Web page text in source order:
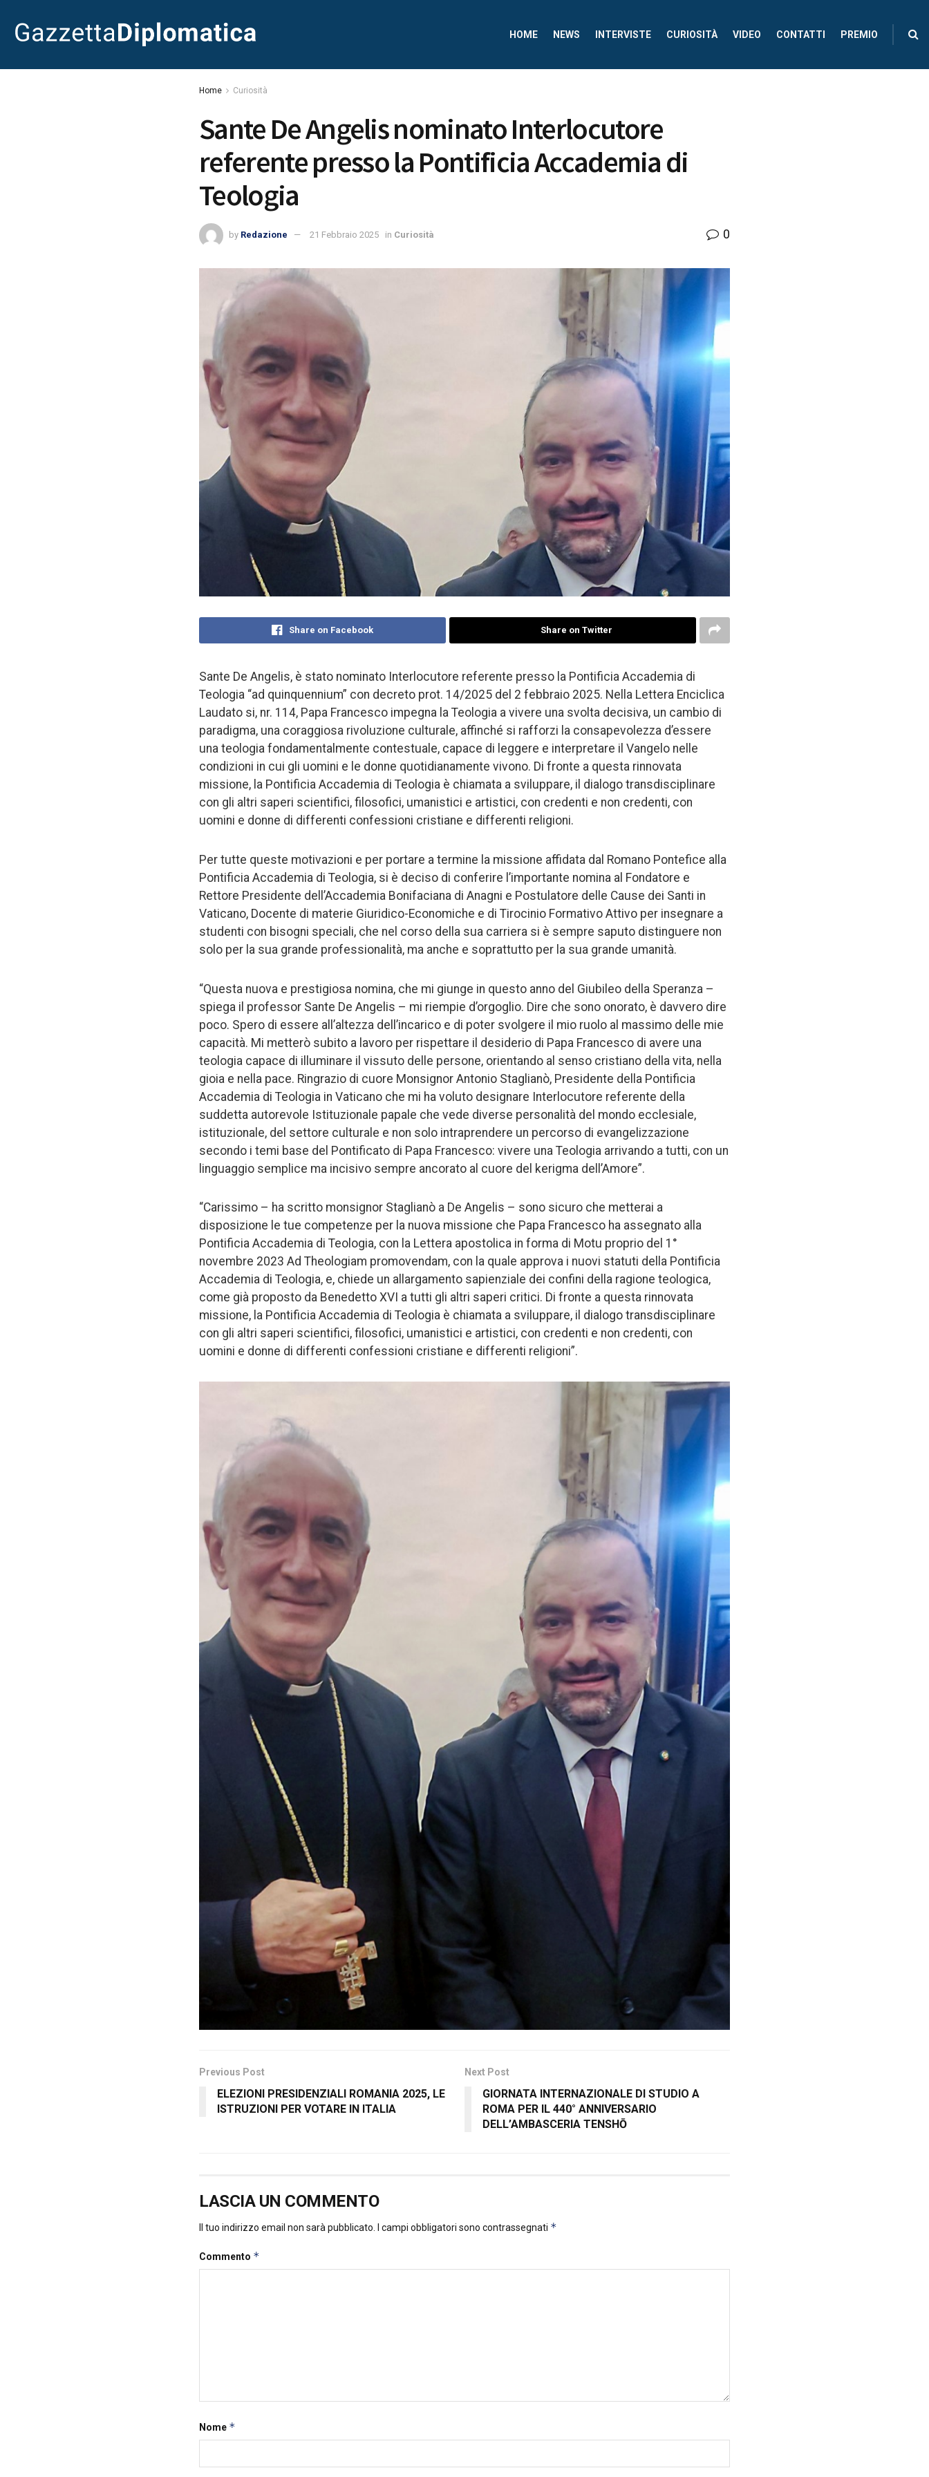
HOME NEWS INTERVISTE CURIOSITÀ VIDEO CONTATTI PREMIO
Home Curiosità
Sante De Angelis nominato Interlocutore
referente presso la Pontificia Accademia di
Teologia
by Redazione 21 Febbraio 2025 in Curiosità 0
Share on Facebook Share on Twitter
Sante De Angelis, è stato nominato Interlocutore referente presso la Pontificia Accademia di
Teologia “ad quinquennium” con decreto prot. 14/2025 del 2 febbraio 2025. Nella Lettera Enciclica
Laudato si, nr. 114, Papa Francesco impegna la Teologia a vivere una svolta decisiva, un cambio di
paradigma, una coraggiosa rivoluzione culturale, affinché si rafforzi la consapevolezza d’essere
una teologia fondamentalmente contestuale, capace di leggere e interpretare il Vangelo nelle
condizioni in cui gli uomini e le donne quotidianamente vivono. Di fronte a questa rinnovata
missione, la Pontificia Accademia di Teologia è chiamata a sviluppare, il dialogo transdisciplinare
con gli altri saperi scientifici, filosofici, umanistici e artistici, con credenti e non credenti, con
uomini e donne di differenti confessioni cristiane e differenti religioni.
Per tutte queste motivazioni e per portare a termine la missione affidata dal Romano Pontefice alla
Pontificia Accademia di Teologia, si è deciso di conferire l’importante nomina al Fondatore e
Rettore Presidente dell’Accademia Bonifaciana di Anagni e Postulatore delle Cause dei Santi in
Vaticano, Docente di materie Giuridico-Economiche e di Tirocinio Formativo Attivo per insegnare a
studenti con bisogni speciali, che nel corso della sua carriera si è sempre saputo distinguere non
solo per la sua grande professionalità, ma anche e soprattutto per la sua grande umanità.
“Questa nuova e prestigiosa nomina, che mi giunge in questo anno del Giubileo della Speranza –
spiega il professor Sante De Angelis – mi riempie d’orgoglio. Dire che sono onorato, è davvero dire
poco. Spero di essere all’altezza dell’incarico e di poter svolgere il mio ruolo al massimo delle mie
capacità. Mi metterò subito a lavoro per rispettare il desiderio di Papa Francesco di avere una
teologia capace di illuminare il vissuto delle persone, orientando al senso cristiano della vita, nella
gioia e nella pace. Ringrazio di cuore Monsignor Antonio Staglianò, Presidente della Pontificia
Accademia di Teologia in Vaticano che mi ha voluto designare Interlocutore referente della
suddetta autorevole Istituzionale papale che vede diverse personalità del mondo ecclesiale,
istituzionale, del settore culturale e non solo intraprendere un percorso di evangelizzazione
secondo i temi base del Pontificato di Papa Francesco: vivere una Teologia arrivando a tutti, con un
linguaggio semplice ma incisivo sempre ancorato al cuore del kerigma dell’Amore”.
“Carissimo – ha scritto monsignor Staglianò a De Angelis – sono sicuro che metterai a
disposizione le tue competenze per la nuova missione che Papa Francesco ha assegnato alla
Pontificia Accademia di Teologia, con la Lettera apostolica in forma di Motu proprio del 1°
novembre 2023 Ad Theologiam promovendam, con la quale approva i nuovi statuti della Pontificia
Accademia di Teologia, e, chiede un allargamento sapienziale dei confini della ragione teologica,
come già proposto da Benedetto XVI a tutti gli altri saperi critici. Di fronte a questa rinnovata
missione, la Pontificia Accademia di Teologia è chiamata a sviluppare, il dialogo transdisciplinare
con gli altri saperi scientifici, filosofici, umanistici e artistici, con credenti e non credenti, con
uomini e donne di differenti confessioni cristiane e differenti religioni”.
Previous Post
ELEZIONI PRESIDENZIALI ROMANIA 2025, LE
ISTRUZIONI PER VOTARE IN ITALIA
Next Post
GIORNATA INTERNAZIONALE DI STUDIO A
ROMA PER IL 440° ANNIVERSARIO
DELL’AMBASCERIA TENSHŌ
LASCIA UN COMMENTO
Il tuo indirizzo email non sarà pubblicato. I campi obbligatori sono contrassegnati *
Commento *
Nome *